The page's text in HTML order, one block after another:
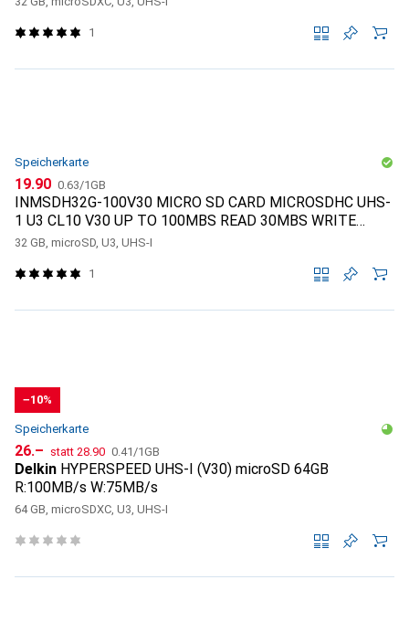
1
Speicherkarte
CHF
19.90 CHF
0.63/1GB
INMSDH32G-100V30 MICRO SD CARD MICROSDHC UHS-
1 U3 CL10 V30 UP TO 100MBS READ 30MBS WRITE
MicroSD
32 GB, microSD, U3, UHS-I
1
−10%
Speicherkarte
CHF
26.– statt CHF
28.90 CHF
0.41 /1GB
Delkin HYPERSPEED UHS-I (V30) microSD 64GB
R:100MB/s W:75MB/s
64 GB, microSDXC, U3, UHS-I